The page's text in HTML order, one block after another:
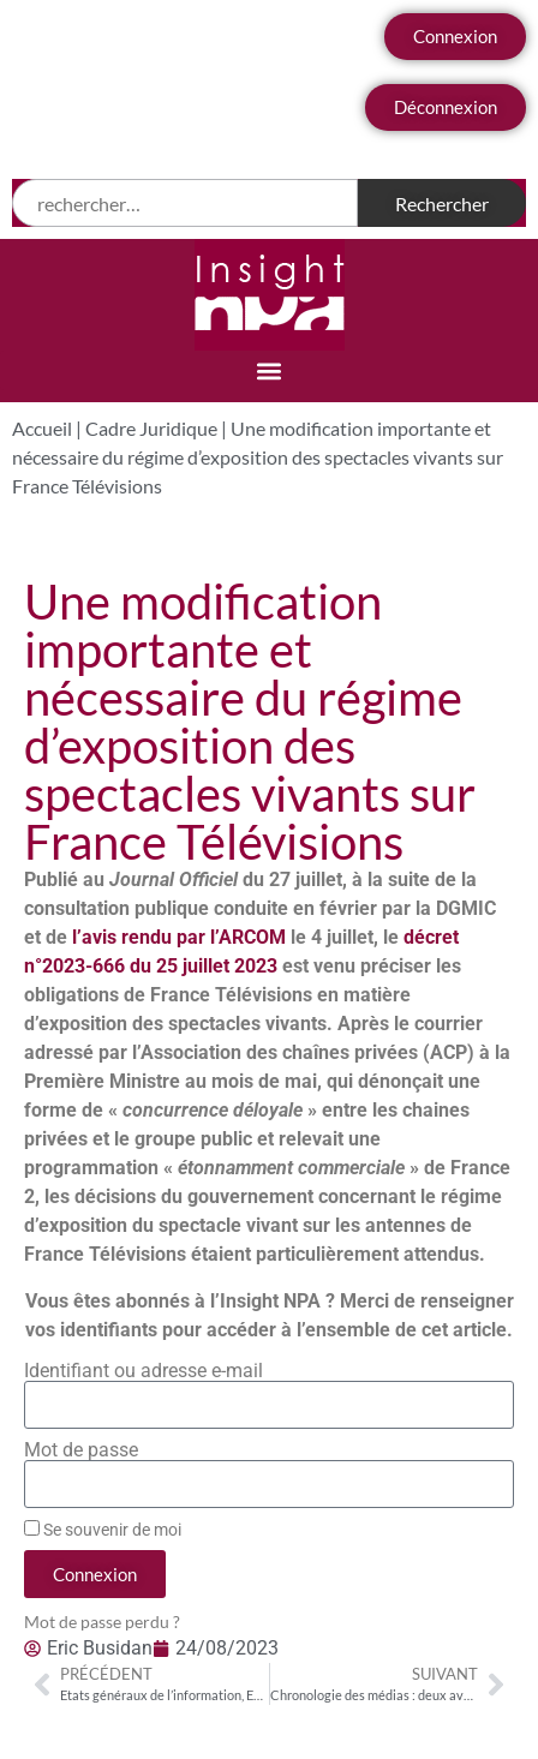
Connexion
Déconnexion
Accueil | Cadre Juridique | Une modification importante et
nécessaire du régime d’exposition des spectacles vivants sur
France Télévisions
Une modification
importante et
nécessaire du régime
d’exposition des
spectacles vivants sur
France Télévisions
Publié au Journal Officieldu 27 juillet, à la suite de la
consultation publique conduite en février par la DGMIC
et de l’avis rendu par l’ARCOM le 4 juillet, le décret
n°2023-666 du 25 juillet 2023 est venu préciser les
obligations de France Télévisions en matière
d’exposition des spectacles vivants. Après le courrier
adressé par l’Association des chaînes privées (ACP) à la
Première Ministre au mois de mai, qui dénonçait une
forme de « concurrence déloyale » entre les chaines
privées et le groupe public et relevait une
programmation « étonnamment commerciale » de France
2, les décisions du gouvernement concernant le régime
d’exposition du spectacle vivant sur les antennes de
France Télévisions étaient particulièrement attendus.
Vous êtes abonnés à l’Insight NPA ? Merci de renseigner
vos identifiants pour accéder à l’ensemble de cet article.
Identifiant ou adresse e-mail
Mot de passe
Se souvenir de moi
Connexion
Mot de passe perdu ?
Eric Busidan 24/08/2023
PRÉCÉDENT SUIVANT
Chronologie des médias : deux avenants en signature avant la renégociation de 2024 ?